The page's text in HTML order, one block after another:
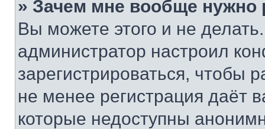
» Зачем мне вообще нужно
Вы можете этого и не
администратор настроил
зарегистрироваться, чтобы
не менее регистрация даёт
которые недоступны